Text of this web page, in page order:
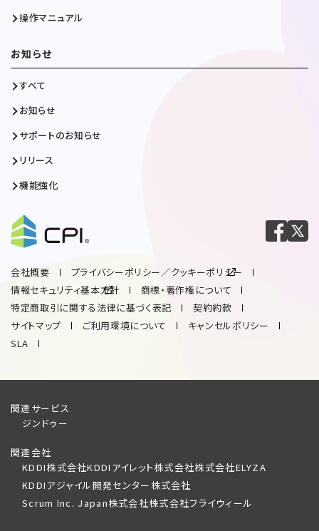
操作マニュアル
お知らせ
すべて
お知らせ
サポートのお知らせ
リリース
機能強化
会社概要
プライバシーポリシー／クッキーポリシー
情報セキュリティ基本方針
商標・著作権について
特定商取引に関する法律に基づく表記
契約約款
サイトマップ
ご利用環境について
キャンセルポリシー
SLA
関連サービス
ジンドゥー
関連会社
KDDI株式会社KDDIアイレット株式会社株式会社ELYZA
KDDIアジャイル開発センター株式会社
Scrum Inc. Japan株式会社株式会社フライウィール